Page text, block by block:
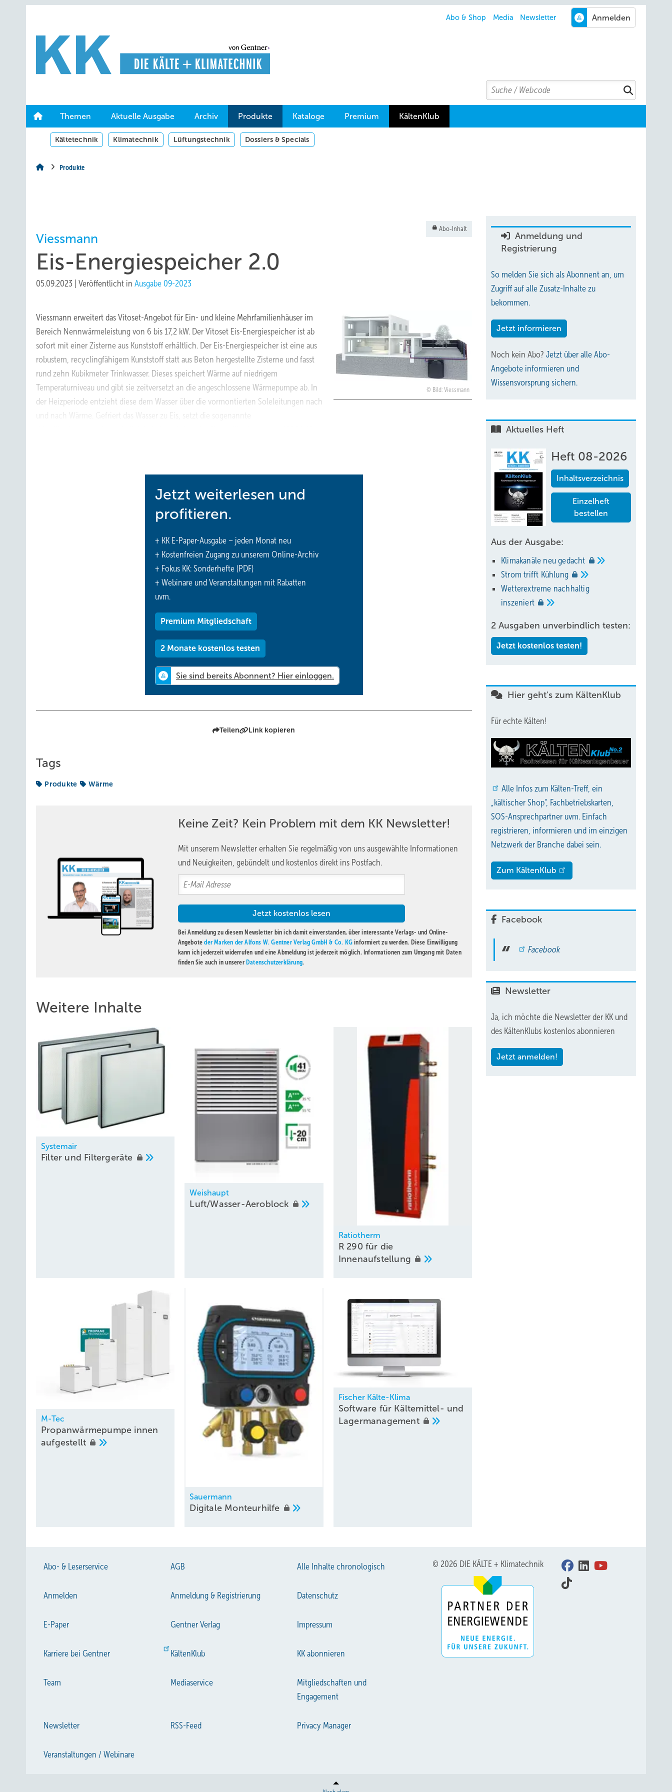
Hauptinhalt
Hauptmenü
Abo & Shop Media Newsletter
Search
Suchen
Themen Aktuelle Ausgabe Archiv Produkte Kataloge Premium KältenKlub
Kältetechnik Klimatechnik Lüftungstechnik Dossiers & Specials
Produkte
Abo-Inhalt
Viessmann
Eis-Energiespeicher 2.0
05.09.2023 Veröffentlicht in Ausgabe 09-2023
Bild: Viessmann
Viessmann erweitert das Vitoset-Angebot für Ein- und kleine Mehrfamilienhäuser im
Bereich Nennwärmeleistung von 6 bis 17,2 kW. Der Vitoset Eis-Energiespeicher ist ab
sofort mit einer Zisterne aus Kunststoff erhältlich. Der Eis-Energiespeicher ist eine aus
robustem, recyclingfähigem Kunststoff statt aus Beton hergestellte Zisterne und fasst
rund zehn Kubikmeter Trinkwasser. Dieses speichert Wärme auf niedrigem
Temperaturniveau und gibt sie zeitversetzt an die angeschlossene Wärmepumpe ab. In
der Heizperiode entzieht diese dem Wasser über die vormontierten Sole­leitungen nach
und nach Wärme. Gefriert das Wasser zu Eis, setzt die sogenannte
Jetzt weiterlesen und
profitieren.
+ KK E-Paper-Ausgabe – jeden Monat neu
+ Kostenfreien Zugang zu unserem Online-Archiv
+ Fokus KK: Sonderhefte (PDF)
+ Webinare und Veranstaltungen mit Rabatten
uvm.
Premium Mitgliedschaft
2 Monate kostenlos testen
Teilen Link kopieren
Tags
Produkte Wärme
Keine Zeit? Kein Problem mit dem KK Newsletter!
Mit unserem Newsletter erhalten Sie regelmäßig von uns ausgewählte Informationen
und Neuigkeiten, gebündelt und kostenlos direkt ins Postfach.
Bei Anmeldung zu diesem Newsletter bin ich damit einverstanden, über interessante Verlags- und Online-
Angeboteder Marken der Alfons W. Gentner Verlag GmbH & Co. KG informiert zu werden. Diese Einwilligung
kann ich jederzeit widerrufen und eine Abmeldung ist jederzeit möglich. Informationen zum Umgang mit Daten
finden Sie auch in unserer Datenschutzerklärung.
Weitere Inhalte
Systemair
Filter und Filtergeräte
Weishaupt
Luft/Wasser-Aeroblock
Ratiotherm
R 290 für die
Innenaufstellung
M-Tec
Propanwärmepumpe innen
aufgestellt
Sauermann
Digitale Monteurhilfe
Fischer Kälte-Klima
Software für Kältemittel- und
Lagermanagement
Anmeldung und
Registrierung
So melden Sie sich als Abonnent an, um
Zugriff auf alle Zusatz-Inhalte zu
bekommen.
Jetzt informieren
Noch kein Abo? Jetzt über alle Abo-
Angebote informieren und
Wissensvorsprung sichern.
Aktuelles Heft
Heft 08-2026
Inhaltsverzeichnis
Einzelheft
bestellen
Aus der Ausgabe:
Klimakanäle neugedacht
Strom trifft Kühlung
Wetterextreme nachhaltig
inszeniert
2 Ausgaben unverbindlich testen:
Jetzt kostenlos testen!
Hier geht's zum KältenKlub
Für echte Kälten!
Alle Infos zum Kälten-Treff, ein
„kältischer Shop“, Fachbetriebskarten,
SOS-Ansprechpartner uvm. Einfach
registrieren, informieren und im einzigen
Netzwerk der Branche dabei sein.
Zum KältenKlub
Facebook
Facebook
Newsletter
Ja, ich möchte die Newsletter der KK und
des KältenKlubs kostenlos abonnieren
Jetzt anmelden!
Abo- & Leserservice AGB Alle Inhalte chronologisch
Anmelden Anmeldung & Registrierung Datenschutz
E-Paper Gentner Verlag Impressum
Karriere bei Gentner KältenKlub KK abonnieren
Team Mediaservice
Mitgliedschaften und
Engagement
Newsletter RSS-Feed Privacy Manager
Veranstaltungen / Webinare
© 2026 DIE KÄLTE + Klimatechnik